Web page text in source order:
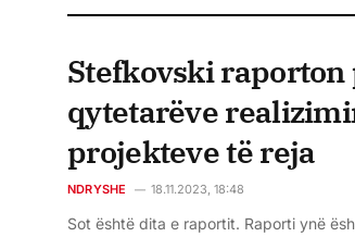
Stefkovski raporton
qytetarëve
projekteve të reja
NDRYSHE 18.11.2023, 18:48
Sot është dita e raportit. Raporti ynë